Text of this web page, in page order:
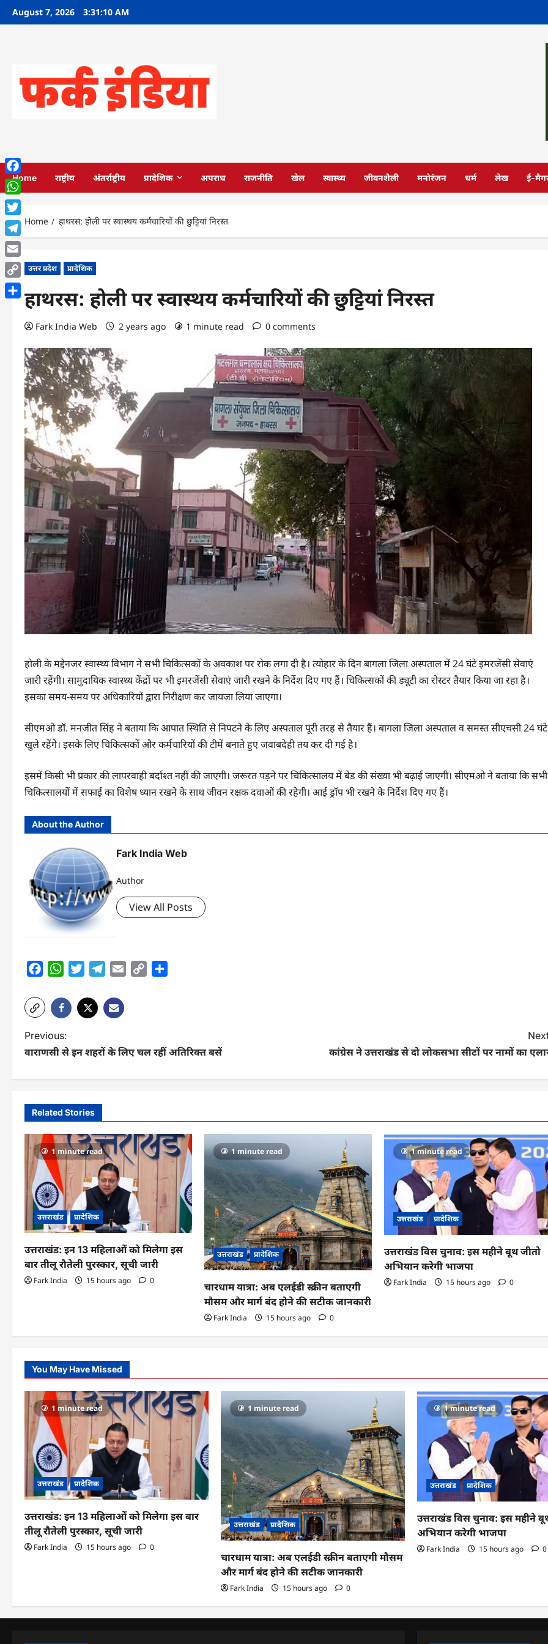
SkipAugust 7, 2026 3:31:11 AM
Home राष्ट्रीय अंतर्राष्ट्रीय प्रादेशिक अपराध राजनीति खेल स्वास्थ्य जीवनशैली मनोरंजन धर्म लेख ई-
Home हाथरस: होली पर स्वास्थय कर्मचारियों की छुट्टियां निरस्त
उत्तर प्रदेश प्रादेशिक
हाथरस: होली पर स्वास्थय कर्मचारियों की छुट्टियां निरस्त
Fark India Web 2 years ago 1 minute read 0 comments
होली के मद्देनजर स्वास्थ्य विभाग ने सभी चिकित्सकों के अवकाश पर रोक लगा दी है। त्योहार के दिन बागला जिला अस्पताल में 24 घंटे इमरजेंसी सेवाएं
जारी रहेंगी। सामुदायिक स्वास्थ्य केंद्रों पर भी इमरजेंसी सेवाएं जारी रखने के निर्देश दिए गए हैं। चिकित्सकों की ड्यूटी का रोस्टर तैयार किया जा रहा है।
इसका समय-समय पर अधिकारियों द्वारा निरीक्षण कर जायजा लिया जाएगा।
सीएमओ डॉ. मनजीत सिंह ने बताया कि आपात स्थिति से निपटने के लिए अस्पताल पूरी तरह से तैयार हैं। बागला जिला अस्पताल व समस्त सीएचसी 24 घंटे
खुले रहेंगे। इसके लिए चिकित्सकों और कर्मचारियों की टीमें बनाते हुए जवाबदेही तय कर दी गई है।
इसमें किसी भी प्रकार की लापरवाही बर्दाश्त नहीं की जाएगी। जरूरत पड़ने पर चिकित्सालय में बेड की संख्या भी बढ़ाई जाएगी। सीएमओ ने बताया कि सभी
चिकित्सालयों में सफाई का विशेष ध्यान रखने के साथ जीवन रक्षक दवाओं की रहेगी। आई ड्रॉप भी रखने के निर्देश दिए गए हैं।
About the Author
Fark India Web
Author
View All Posts
FacebookWhatsAppTwitterTelegram
Email
Copy
P
o
s
t
n
a
v
i
g
a
t
i
Previous:
वाराणसी से इन शहरों के लिए चल रहीं अतिरिक्त बसें
कांग्रेस ने उत्तराखंड से दो लोकसभा सीटों पर नामों का
Related Stories
1 minute read
उत्तराखंड प्रादेशिक
उत्तराखंड: इन 13 महिलाओं को मिलेगा इस
बार तीलू रौतेली पुरस्कार, सूची जारी
Fark India 15 hours ago 0
1 minute read
उत्तराखंड प्रादेशिक
चारधाम यात्रा: अब एलईडी स्क्रीन बताएगी
मौसम और मार्ग बंद होने की सटीक जानकारी
Fark India 15 hours ago 0
1 minute read
उत्तराखंड प्रादेशिक
उत्तराखंड विस चुनाव: इस महीने बूथ जीतो
अभियान करेगी भाजपा
Fark India 15 hours ago 0
You May Have Missed
1 minute read
उत्तराखंड प्रादेशिक
उत्तराखंड: इन 13 महिलाओं को मिलेगा इस बार
तीलू रौतेली पुरस्कार, सूची जारी
Fark India 15 hours ago 0
1 minute read
उत्तराखंड प्रादेशिक
चारधाम यात्रा: अब एलईडी स्क्रीन बताएगी मौसम
और मार्ग बंद होने की सटीक जानकारी
Fark India 15 hours ago 0
1 minute read
उत्तराखंड प्रादेशिक
उत्तराखंड विस चुनाव: इस महीने
अभियान करेगी भाजपा
Fark India 15 hours ago 0
Facebook
WhatsApp
Twitter
Telegram
Email
Copy
Link
Share